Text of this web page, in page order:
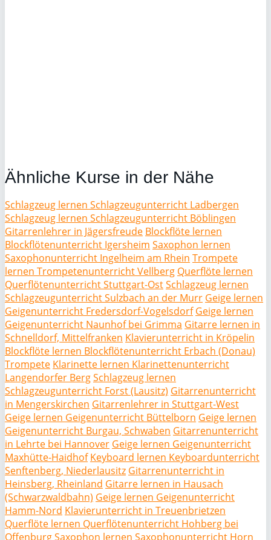
Ähnliche Kurse in der Nähe
Schlagzeug lernen Schlagzeugunterricht Ladbergen
Schlagzeug lernen Schlagzeugunterricht Böblingen
Gitarrenlehrer in Jägersfreude Blockflöte lernen
Blockflötenunterricht Igersheim Saxophon lernen
Saxophonunterricht Ingelheim am Rhein Trompete
lernen Trompetenunterricht Vellberg Querflöte lernen
Querflötenunterricht Stuttgart-OstSchlagzeug lernen
Schlagzeugunterricht Sulzbach an der Murr Geige lernen
Geigenunterricht Fredersdorf-Vogelsdorf Geige lernen
Geigenunterricht Naunhof bei Grimma Gitarre lernen in
Schnelldorf, Mittelfranken Klavierunterricht in Kröpelin
Blockflöte lernen Blockflötenunterricht Erbach (Donau)
Trompete Klarinette lernen Klarinettenunterricht
Langendorfer BergSchlagzeug lernen
Schlagzeugunterricht Forst (Lausitz) Gitarrenunterricht
in Mengerskirchen Gitarrenlehrer in Stuttgart-West
Geige lernen Geigenunterricht Büttelborn Geige lernen
Geigenunterricht Burgau, Schwaben Gitarrenunterricht
in Lehrte bei Hannover Geige lernen Geigenunterricht
Maxhütte-Haidhof Keyboard lernen Keyboardunterricht
Senftenberg, Niederlausitz Gitarrenunterricht in
Heinsberg, Rheinland Gitarre lernen in Hausach
(Schwarzwaldbahn) Geige lernen Geigenunterricht
Hamm-Nord Klavierunterricht in Treuenbrietzen
Querflöte lernen Querflötenunterricht Hohberg bei
OffenburgSaxophon lernen Saxophonunterricht Horn